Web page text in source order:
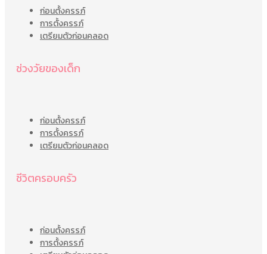
ก่อนตั้งครรภ์
การตั้งครรภ์
เตรียมตัวก่อนคลอด
ช่วงวัยของเด็ก
ก่อนตั้งครรภ์
การตั้งครรภ์
เตรียมตัวก่อนคลอด
ชีวิตครอบครัว
ก่อนตั้งครรภ์
การตั้งครรภ์